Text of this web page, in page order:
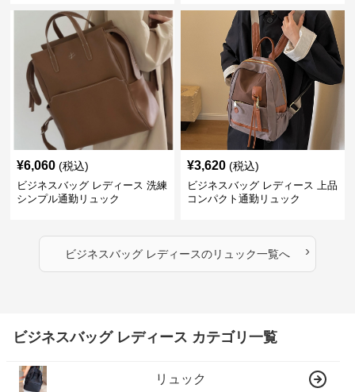
¥6,060 (税込)
ビジネスバッグ レディース 洗練
シンプル通勤リュック
¥3,620 (税込)
ビジネスバッグ レディース 上品
コンパクト通勤リュック
ビジネスバッグ レディースのリュック一覧へ ›
ビジネスバッグ レディース カテゴリ一覧
リュック